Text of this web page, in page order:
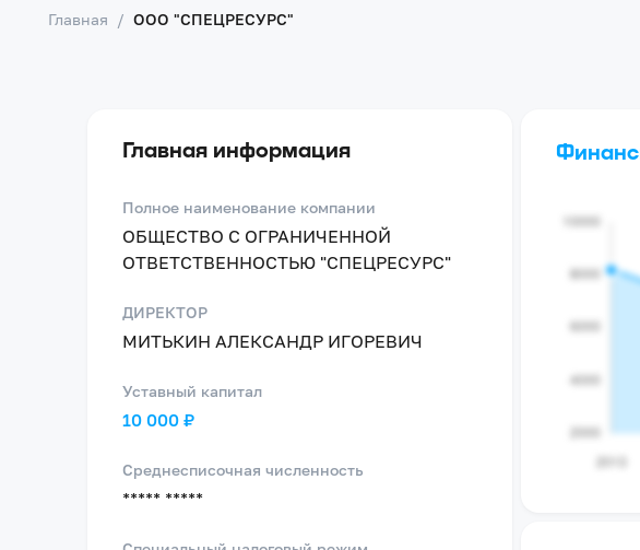
Главная / ООО "СПЕЦРЕСУРС"
Главная информация
Полное наименование компании
ОБЩЕСТВО С ОГРАНИЧЕННОЙ
ОТВЕТСТВЕННОСТЬЮ "СПЕЦРЕСУРС"
ДИРЕКТОР
МИТЬКИН АЛЕКСАНДР ИГОРЕВИЧ
Уставный капитал
10 000 ₽
Среднесписочная численность
***** *****